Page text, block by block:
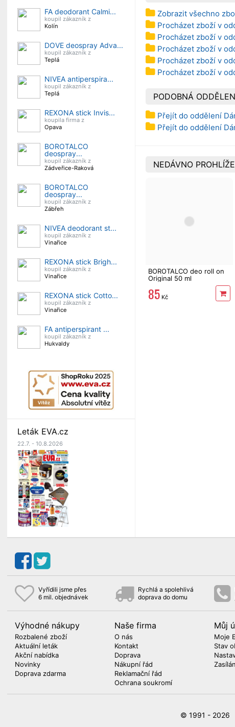
FA deodorant Calmi...
koupil zákazník z
Kolín
DOVE deospray Adva...
koupil zákazník z
Teplá
NIVEA antiperspira...
koupil zákazník z
Teplá
REXONA stick Invis...
koupila firma z
Opava
BOROTALCO
deospray...
koupil zákazník z
Zádveřice-Raková
BOROTALCO
deospray...
koupil zákazník z
Zábřeh
NIVEA deodorant st...
koupil zákazník z
Vinařice
REXONA stick Brigh...
koupil zákazník z
Vinařice
REXONA stick Cotto...
koupil zákazník z
Vinařice
FA antiperspirant ...
koupil zákazník z
Hukvaldy
Leták EVA.cz
22.7. - 10.8.2026
Zobrazit všechno
Procházet zboží v
Procházet zboží v
Procházet zboží v
Procházet zboží v
Procházet zboží v
PODOBNÁ
Přejít do oddělení
Přejít do oddělení
NEDÁVNO
BOROTALCO deo roll on
Original 50 ml
85 Kč
Vyřídili jsme přes
6 mil. objednávek
Rychlá a spolehlivá
doprava do domu
Výhodné nákupy
Rozbalené zboží
Aktuální leták
Akční nabídka
Novinky
Doprava zdarma
Naše firma
O nás
Kontakt
Doprava
Nákupní řád
Reklamační řád
Ochrana soukromí
Můj
Moje
Stav
© 1991 - 2026